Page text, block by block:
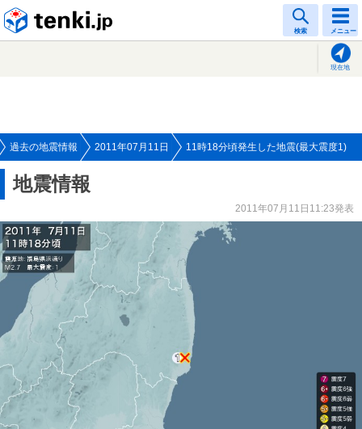
検索 メニュー
現在地
過去の地震情報 2011年07月11日 11時18分頃発生した地震(最大震度1)
地震情報
2011年07月11日11:23発表